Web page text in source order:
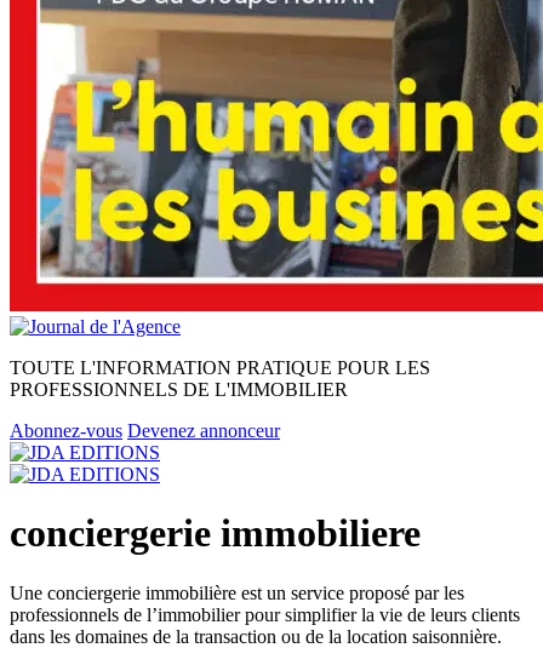
TOUTE L'INFORMATION PRATIQUE POUR LES
PROFESSIONNELS DE L'IMMOBILIER
Abonnez-vous Devenez annonceur
conciergerie immobiliere
Une conciergerie immobilière est un service proposé par les
professionnels de l’immobilier pour simplifier la vie de leurs clients
dans les domaines de la transaction ou de la location saisonnière.